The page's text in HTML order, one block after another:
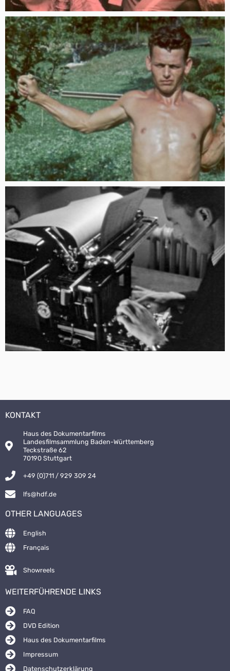
KONTAKT
Haus des Dokumentarfilms
Landesfilmsammlung Baden-Württemberg
Teckstraße 62
70190 Stuttgart
+49 (0)711 / 929 309 24
lfs@hdf.de
OTHER LANGUAGES
English
Français
Showreels
WEITERFÜHRENDE LINKS
FAQ
DVD Edition
Haus des Dokumentarfilms
Impressum
Datenschutzerklärung